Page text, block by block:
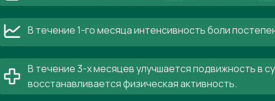
В течение 1-го месяца интенсивность боли
В течение 3-х месяцев улучшается подвижность в
восстанавливается физическая активность.